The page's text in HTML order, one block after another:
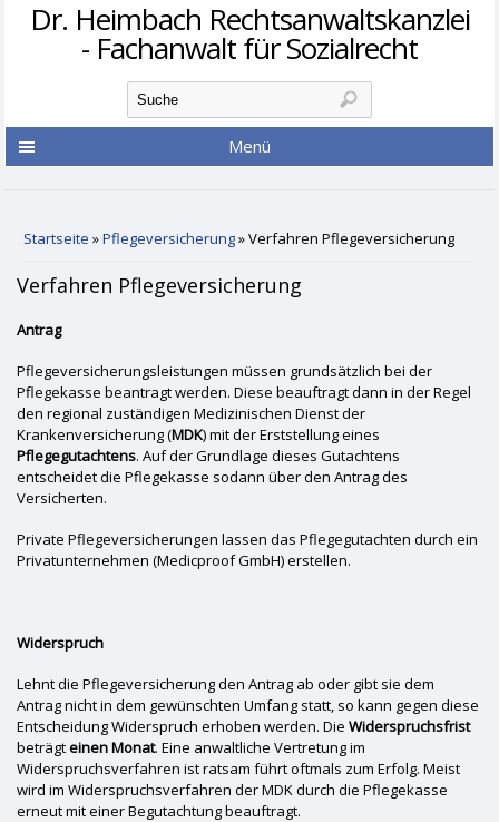
Dr. Heimbach Rechtsanwaltskanzlei
- Fachanwalt für Sozialrecht
Suchformular
Suche
Menü
Sie sind hier
Startseite »Pflegeversicherung» Verfahren Pflegeversicherung
Verfahren Pflegeversicherung
Antrag
Pflegeversicherungsleistungen müssen grundsätzlich bei der
Pflegekasse beantragt werden. Diese beauftragt dann in der Regel
den regional zuständigen Medizinischen Dienst der
Krankenversicherung (MDK) mit der Erststellung eines
Pflegegutachtens. Auf der Grundlage dieses Gutachtens
entscheidet die Pflegekasse sodann über den Antrag des
Versicherten.
Private Pflegeversicherungen lassen das Pflegegutachten durch ein
Privatunternehmen (Medicproof GmbH) erstellen.
Widerspruch
Lehnt die Pflegeversicherung den Antrag ab oder gibt sie dem
Antrag nicht in dem gewünschten Umfang statt, so kann gegen diese
Entscheidung Widerspruch erhoben werden. DieWiderspruchsfrist
beträgteinen Monat. Eine anwaltliche Vertretung im
Widerspruchsverfahren ist ratsam führt oftmals zum Erfolg. Meist
wird im Widerspruchsverfahren der MDK durch die Pflegekasse
erneut mit einer Begutachtung beauftragt.